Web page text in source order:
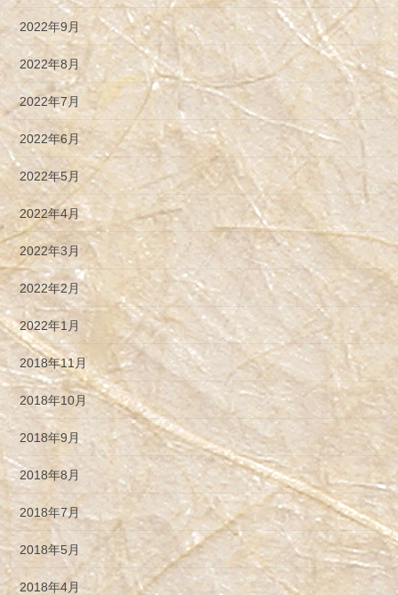
2022年9月
2022年8月
2022年7月
2022年6月
2022年5月
2022年4月
2022年3月
2022年2月
2022年1月
2018年11月
2018年10月
2018年9月
2018年8月
2018年7月
2018年5月
2018年4月